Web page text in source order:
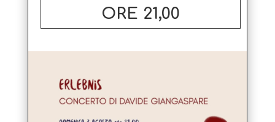
ORE 21,00